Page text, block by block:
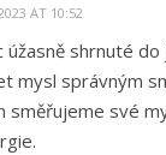
AT 10:52
úžasně shrnuté
mysl správným
směřujeme své